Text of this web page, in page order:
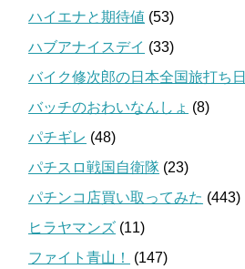
ハイエナと期待値 (53)
ハブアナイスデイ (33)
バイク修次郎の日本全国旅打ち
バッチのおわいなんしょ (8)
パチギレ (48)
パチスロ戦国自衛隊 (23)
パチンコ店買い取ってみた (443)
ヒラヤマンズ (11)
ファイト青山！
(147)